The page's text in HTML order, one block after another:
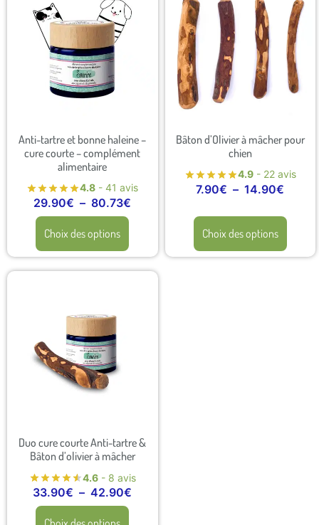
Anti-tartre et bonne haleine –
cure courte – complément
alimentaire
4.8 - 41 avis
29.90€ – 80.73€
Choix des options
Bâton d’Olivier à mâcher pour
chien
4.9- 22 avis
7.90€ – 14.90€
Choix des options
Duo cure courte Anti-tartre &
Bâton d’olivier à mâcher
4.6- 8 avis
33.90€ – 42.90€